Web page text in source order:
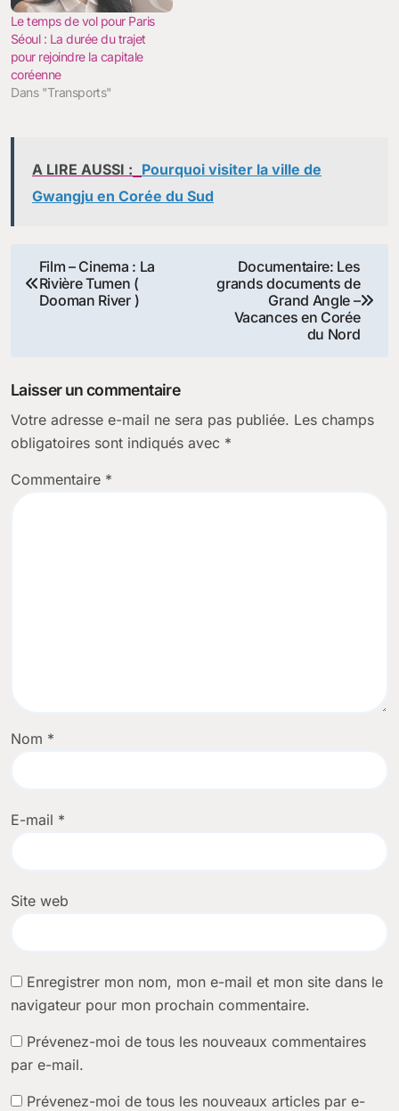
Le temps de vol pour Paris
Séoul : La durée du trajet
pour rejoindre la capitale
coréenne
Dans "Transports"
A LIRE AUSSI : Pourquoi visiter la ville de
Gwangju en Corée du Sud
Navigation
de
Film – Cinema : La
Rivière Tumen (
Dooman River )
Documentaire: Les
grands documents de
Grand Angle –
Vacances en Corée
du Nord
Laisser un commentaire
Votre adresse e-mail ne sera pas publiée. Les champs
obligatoires sont indiqués avec *
Commentaire *
Nom *
E-mail *
Site web
Enregistrer mon nom, mon e-mail et mon site dans le
navigateur pour mon prochain commentaire.
Prévenez-moi de tous les nouveaux commentaires
par e-mail.
Prévenez-moi de tous les nouveaux articles par e-